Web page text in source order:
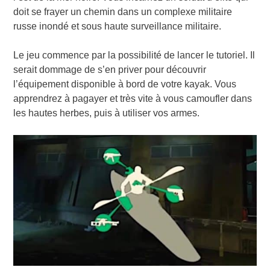
doit se frayer un chemin dans un complexe militaire
russe inondé et sous haute surveillance militaire.
Le jeu commence par la possibilité de lancer le tutoriel. Il
serait dommage de s’en priver pour découvrir
l’équipement disponible à bord de votre kayak. Vous
apprendrez à pagayer et très vite à vous camoufler dans
les hautes herbes, puis à utiliser vos armes.